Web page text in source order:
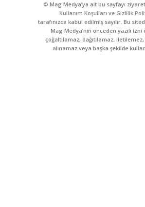
© Mag Medya’ya ait bu sayfayı
Kullanım Koşulları ve Gizlilik
tarafınızca kabul edilmiş sayılır. Bu
Mag Medya’nın önceden yazılı
çoğaltılamaz, dağıtılamaz,
alınamaz veya başka şekilde